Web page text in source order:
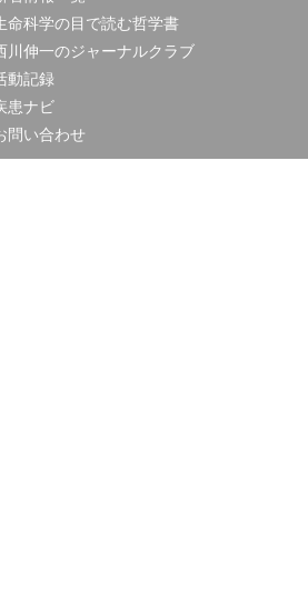
命科学の目で読む哲学書
川伸一のジャーナルクラブ
動記録
患ナビ
問い合わせ